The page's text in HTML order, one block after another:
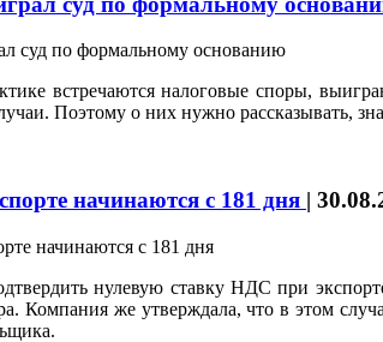
встречаются налоговые споры,
Поэтому о них нужно рассказывать,
начинаются с 181 дня |
нулевую ставку НДС при
Компания же утверждала, что в этом